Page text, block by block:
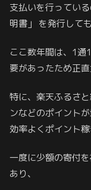
支払いを行ってい
明書」 を発行して
ここ数年間は、1通
要があったため正直
特に、楽天ふるさ
ンなどのポイント
効率よくポイント
一度に少額の寄付
あり、